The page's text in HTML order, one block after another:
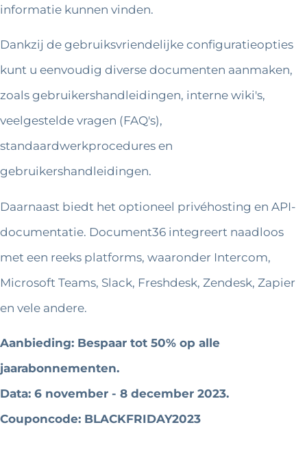
informatie kunnen vinden.
Dankzij de gebruiksvriendelijke configuratieopties
kunt u eenvoudig diverse documenten aanmaken,
zoals gebruikershandleidingen, interne wiki's,
veelgestelde vragen (FAQ's),
standaardwerkprocedures en
gebruikershandleidingen.
Daarnaast biedt het optioneel privéhosting en API-
documentatie. Document36 integreert naadloos
met een reeks platforms, waaronder Intercom,
Microsoft Teams, Slack, Freshdesk, Zendesk, Zapier
en vele andere.
Aanbieding: Bespaar tot 50% op alle
jaarabonnementen.
Data: 6 november - 8 december 2023.
Couponcode: BLACKFRIDAY2023